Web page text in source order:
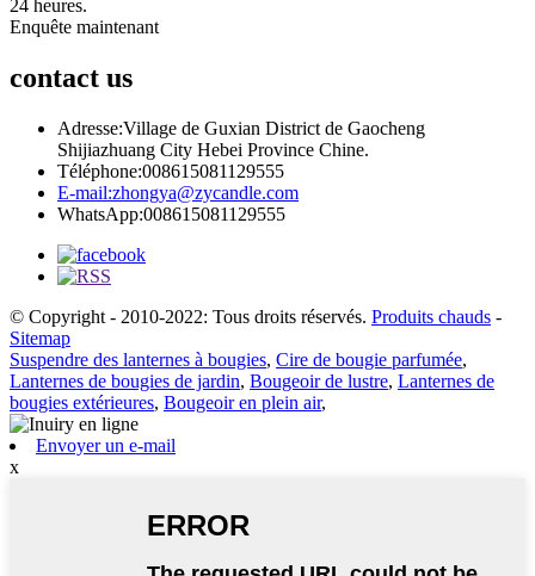
24 heures.
Enquête maintenant
contact us
Adresse:Village de Guxian District de Gaocheng
Shijiazhuang City Hebei Province Chine.
Téléphone:008615081129555
E-mail:zhongya@zycandle.com
WhatsApp:008615081129555
© Copyright - 2010-2022: Tous droits réservés. Produits chauds -
Sitemap
Suspendre des lanternes à bougies, Cire de bougie parfumée,
Lanternes de bougies de jardin, Bougeoir de lustre, Lanternes de
bougies extérieures, Bougeoir en plein air,
Envoyer un e-mail
x